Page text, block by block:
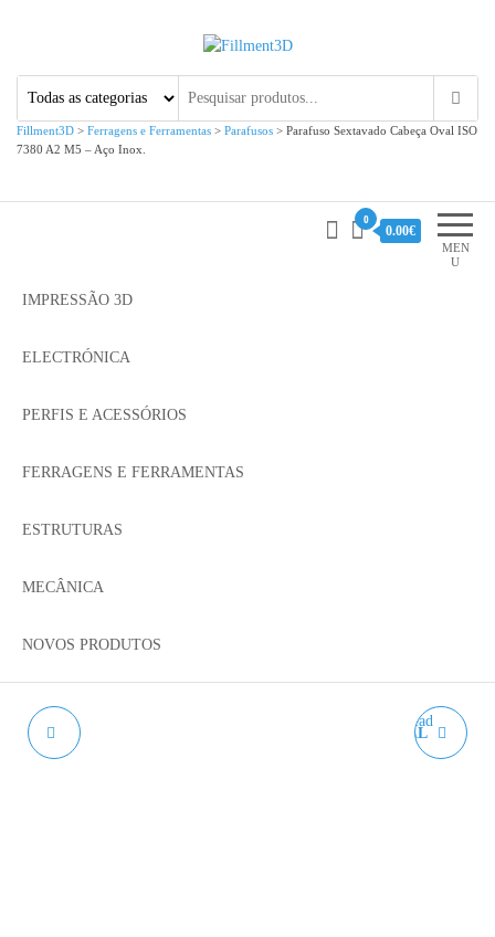
Fillment3D
Fillment3D > Ferragens e Ferramentas > Parafusos > Parafuso Sextavado Cabeça Oval ISO
7380 A2 M5 – Aço Inox.
MEN
U
0
0.00€
IMPRESSÃO 3D
ELECTRÓNICA
PERFIS E ACESSÓRIOS
FERRAGENS E FERRAMENTAS
ESTRUTURAS
MECÂNICA
NOVOS PRODUTOS
VARÃO TRAPEZOIDAL